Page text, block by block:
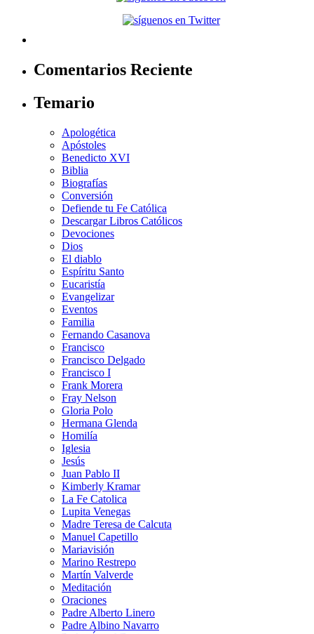
Comentarios Reciente
Temario
Apologética
Apóstoles
Benedicto XVI
Biblia
Biografías
Conversión
Defiende tu Fe Católica
Descargar Libros Católicos
Devociones
Dios
El diablo
Espíritu Santo
Eucaristía
Evangelizar
Eventos
Familia
Fernando Casanova
Francisco
Francisco Delgado
Francisco I
Frank Morera
Fray Nelson
Gloria Polo
Hermana Glenda
Homilía
Iglesia
Jesús
Juan Pablo II
Kimberly Kramar
La Fe Catolica
Lupita Venegas
Madre Teresa de Calcuta
Manuel Capetillo
Mariavisión
Marino Restrepo
Martín Valverde
Meditación
Oraciones
Padre Alberto Linero
Padre Albino Navarro